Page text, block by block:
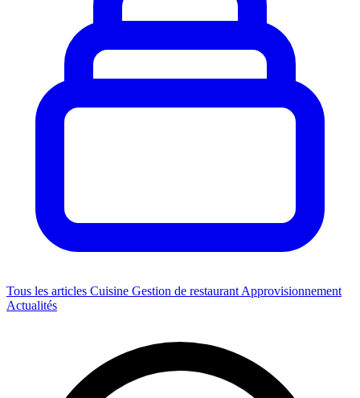
Tous les articles Cuisine Gestion de restaurant Approvisionnement
Actualités